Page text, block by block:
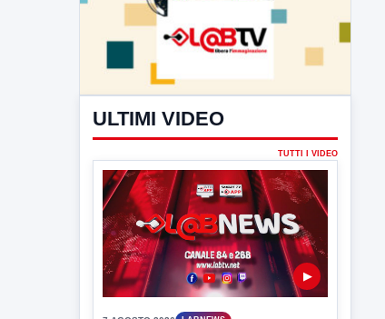
ULTIMI VIDEO
TUTTI I VIDEO